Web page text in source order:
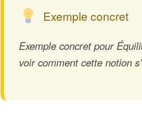
Exemple concret
Exemple concret pour
voir comment cette notion